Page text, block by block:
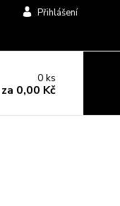
Přihlášení
0ks
za 0,00 Kč